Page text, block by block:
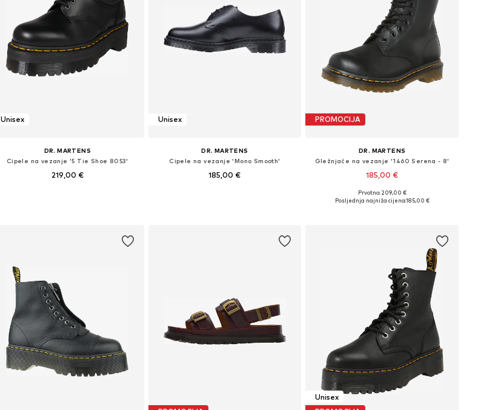
Unisex
DR. MARTENS
Cipele na vezanje '5 Tie Shoe 8053'
219,00 €
Unisex
DR. MARTENS
Cipele na vezanje 'Mono Smooth'
185,00 €
PROMOCIJA
DR. MARTENS
Gležnjače na vezanje '1460 Serena - 8'
185,00 €
Dostupno u više veličina
Prvotno: 209,00 €
Posljednja najniža cijena:185,00 €
Unisex